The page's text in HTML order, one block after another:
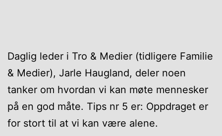
Daglig leder i Tro & Medier (tidligere Familie
& Medier), Jarle Haugland, deler noen
tanker om hvordan vi kan møte mennesker
på en god måte. Tips nr 5 er: Oppdraget er
for stort til at vi kan være alene.